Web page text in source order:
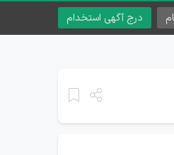
درج آگهی استخدام